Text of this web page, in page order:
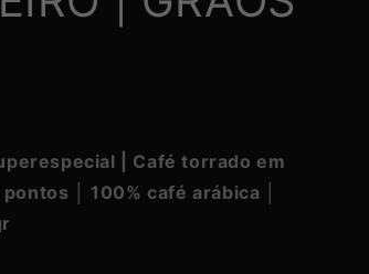
| Café torrado em
│ 100% café arábica │